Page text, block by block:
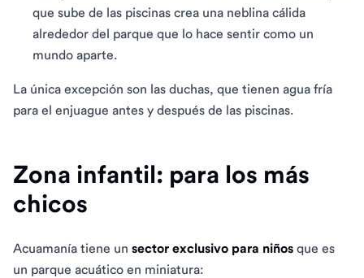
que sube de las piscinas crea una neblina cálida
alrededor del parque que lo hace sentir como un
mundo aparte.
La única excepción son las duchas, que tienen agua fría
para el enjuague antes y después de las piscinas.
Zona infantil: para los más
chicos
Acuamanía tiene un sector exclusivo para niños que es
un parque acuático en miniatura: